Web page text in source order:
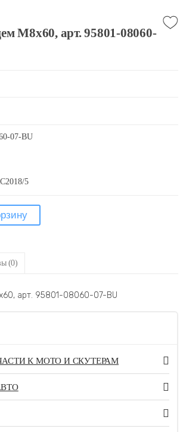
M8x60, арт. 95801-08060-
07-BU
5
(0)
арт. 95801-08060-07-BU
К МОТО И СКУТЕРАМ